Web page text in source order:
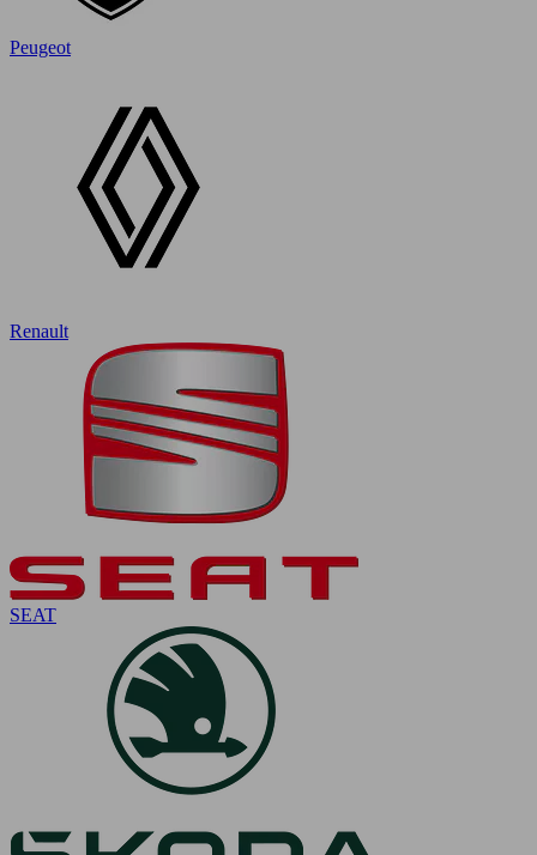
Peugeot
Renault
SEAT